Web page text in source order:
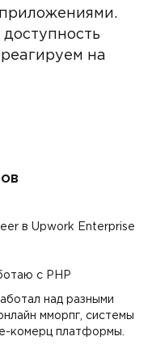
на
в Upwork Enterprise
с PHP
над разными
мморпг, системы
комерц платформы.